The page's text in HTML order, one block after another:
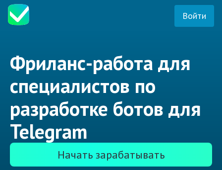
Войти
Фриланс-работа для
специалистов по
разработке ботов для
Telegram
Начать зарабатывать